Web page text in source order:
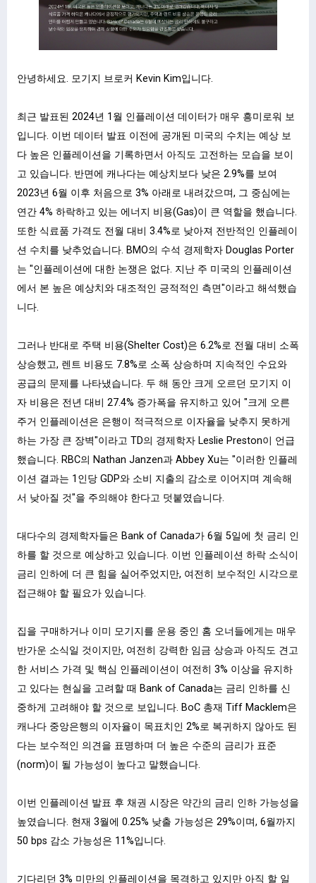
안녕하세요. 모기지 브로커 Kevin Kim입니다.
최근 발표된 2024년 1월 인플레이션 데이터가 매우 흥미로워 보
입니다. 이번 데이터 발표 이전에 공개된 미국의 수치는 예상 보
다 높은 인플레이션을 기록하면서 아직도 고전하는 모습을 보이
고 있습니다. 반면에 캐나다는 예상치보다 낮은 2.9%를 보여
2023년 6월 이후 처음으로 3% 아래로 내려갔으며, 그 중심에는
연간 4% 하락하고 있는 에너지 비용(Gas)이 큰 역할을 했습니다.
또한 식료품 가격도 전월 대비 3.4%로 낮아져 전반적인 인플레이
션 수치를 낮추었습니다. BMO의 수석 경제학자 Douglas Porter
는 "인플레이션에 대한 논쟁은 없다. 지난 주 미국의 인플레이션
에서 본 높은 예상치와 대조적인 긍적적인 측면"이라고 해석했습
니다.
그러나 반대로 주택 비용(Shelter Cost)은 6.2%로 전월 대비 소폭
상승했고, 렌트 비용도 7.8%로 소폭 상승하며 지속적인 수요와
공급의 문제를 나타냈습니다. 두 해 동안 크게 오르던 모기지 이
자 비용은 전년 대비 27.4% 증가폭을 유지하고 있어 "크게 오른
주거 인플레이션은 은행이 적극적으로 이자율을 낮추지 못하게
하는 가장 큰 장벽"이라고 TD의 경제학자 Leslie Preston이 언급
했습니다. RBC의 Nathan Janzen과 Abbey Xu는 "이러한 인플레
이션 결과는 1인당 GDP와 소비 지출의 감소로 이어지며 계속해
서 낮아질 것"을 주의해야 한다고 덧붙였습니다.
대다수의 경제학자들은 Bank of Canada가 6월 5일에 첫 금리 인
하를 할 것으로 예상하고 있습니다. 이번 인플레이션 하락 소식이
금리 인하에 더 큰 힘을 실어주었지만, 여전히 보수적인 시각으로
접근해야 할 필요가 있습니다.
집을 구매하거나 이미 모기지를 운용 중인 홈 오너들에게는 매우
반가운 소식일 것이지만, 여전히 강력한 임금 상승과 아직도 견고
한 서비스 가격 및 핵심 인플레이션이 여전히 3% 이상을 유지하
고 있다는 현실을 고려할 때 Bank of Canada는 금리 인하를 신
중하게 고려해야 할 것으로 보입니다. BoC 총재 Tiff Macklem은
캐나다 중앙은행의 이자율이 목표치인 2%로 복귀하지 않아도 된
다는 보수적인 의견을 표명하며 더 높은 수준의 금리가 표준
(norm)이 될 가능성이 높다고 말했습니다.
이번 인플레이션 발표 후 채권 시장은 약간의 금리 인하 가능성을
높였습니다. 현재 3월에 0.25% 낮출 가능성은 29%이며, 6월까지
50 bps 감소 가능성은 11%입니다.
기다리던 3% 미만의 인플레이션을 목격하고 있지만 아직 할 일